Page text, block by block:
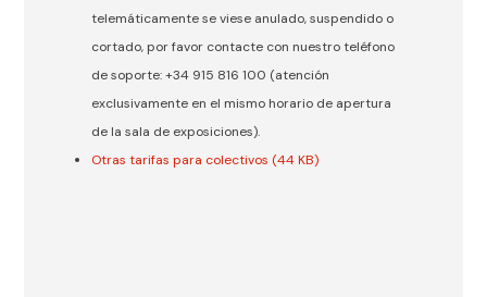
telemáticamente se viese anulado, suspendido o
cortado, por favor contacte con nuestro teléfono
de soporte: +34 915 816 100 (atención
exclusivamente en el mismo horario de apertura
de la sala de exposiciones).
Otras tarifas para colectivos (44 KB)